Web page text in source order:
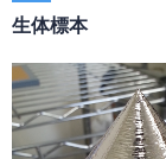
生体標本